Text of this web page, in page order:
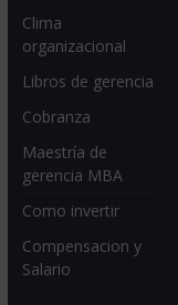
Clima
organizacional
Libros de gerencia
Cobranza
Maestría de
gerencia MBA
Como invertir
Compensacion y
Salario